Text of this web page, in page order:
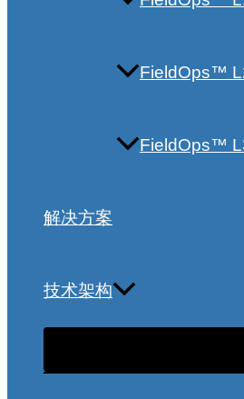
FieldOps™
FieldOps™
解决方案
技术架构